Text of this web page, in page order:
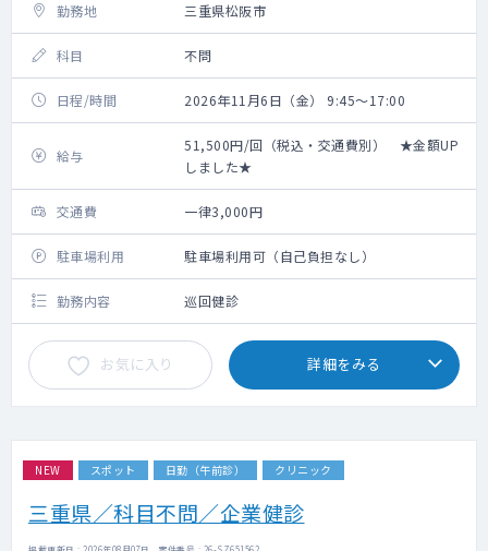
勤務地 三重県松阪市
科目 不問
日程/時間 2026年11月6日（金） 9:45～17:00
給与
51,500円/回（税込・交通費別） ★金額UP
しました★
交通費 一律3,000円
駐車場利用 駐車場利用可（自己負担なし）
勤務内容 巡回健診
お気に入り 詳細をみる
NEW スポット 日勤（午前診） クリニック
三重県／科目不問／企業健診